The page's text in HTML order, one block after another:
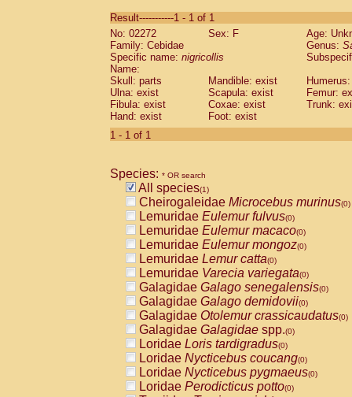
CebidaeSaguinus labiatus(0)
Cebidae Saguinus leucopus (0)
Cebidae
CebidaeSaguinus mystax
Cebidae Saguinus nigricollis (1)
Cebidae Saguinus oedipus
Cebidae Saguinus weddelli
Cebidae Saguinusspp.
Cebidae
CebidaeCebus capucinus
CebidaeCebus nigrivittatus
CebidaeCebus spp.(0)
CebidaeSaimiri boliviensis(0)
CebidaeSaimiri sciureus(0)
AtelidaeAlouatta caraya(0)
AtelidaeAlouatta fusca(0)
AtelidaeAlouatta seniculus(0)
AtelidaeAlouattaspp.(0)
AtelidaeAteles belzebuth(0)
AtelidaeAteles geoffroyi(0)
AtelidaeAteles paniscus(0)
AtelidaeAtelesspp.(0)
AtelidaeLagothrix lagothricha(0)
AtelidaeLagothrix lagothricha cana
PitheciidaeCacajao calvus
Result-----------1 - 1 of 1
No: 02272
Sex: F
Age:
Family: Cebidae
Genus:
Specific name: nigricollis
Name:
Skull: parts
Mandible: exist
Ulna: exist
Scapula: exist
Femur:
Fibula: exist
Coxae: exist
Trunk:
Hand: exist
Foot: exist
1 - 1 of 1
Species: * OR search
All species(1)
Cheirogaleidae Microcebus murinus(0)
Lemuridae Eulemur fulvus(0)
Lemuridae Eulemur macaco(0)
Lemuridae Eulemur mongoz(0)
Lemuridae Lemur catta(0)
Lemuridae Varecia variegata(0)
Galagidae Galago senegalensis(0)
Galagidae Galago demidovii(0)
Galagidae Otolemur crassicaudatus(0)
Galagidae Galagidae spp.(0)
Loridae Loris tardigradus(0)
Loridae Nycticebus coucang(0)
Loridae Nycticebus pygmaeus(0)
Loridae Perodicticus potto(0)